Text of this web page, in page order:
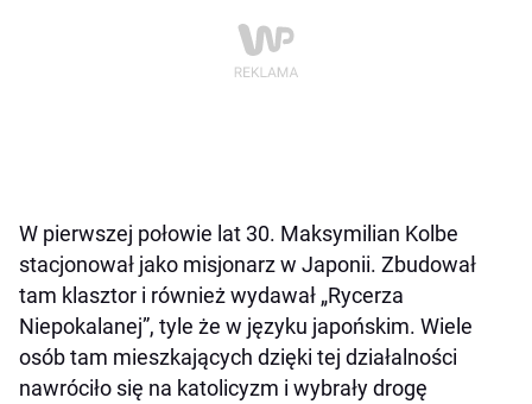
W pierwszej połowie lat 30. Maksymilian Kolbe
stacjonował jako misjonarz w Japonii. Zbudował
tam klasztor i również wydawał „Rycerza
Niepokalanej”, tyle że w języku japońskim. Wiele
osób tam mieszkających dzięki tej działalności
nawróciło się na katolicyzm i wybrały drogę